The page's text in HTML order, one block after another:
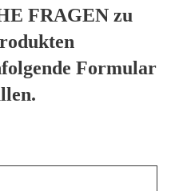
FRAGEN zu
Formular